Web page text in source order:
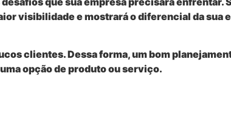
visibilidade e mostrará o diferencial da sua
clientes. Dessa forma, um bom
opção de produto ou serviço.